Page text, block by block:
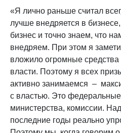
«Я лично раньше считал
лучше внедряется в
бизнес и точно знаем, что
внедряем. При этом я
вложило огромные средства
власти. Поэтому я всех
активно занимаемся –
с властью. Это
министерства, комиссии.
последние годы реально